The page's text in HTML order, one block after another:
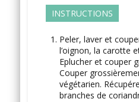
INSTRUCTIONS
Peler, laver et
l’oignon, la carotte
Eplucher et couper
Couper
végétarien.
branches de